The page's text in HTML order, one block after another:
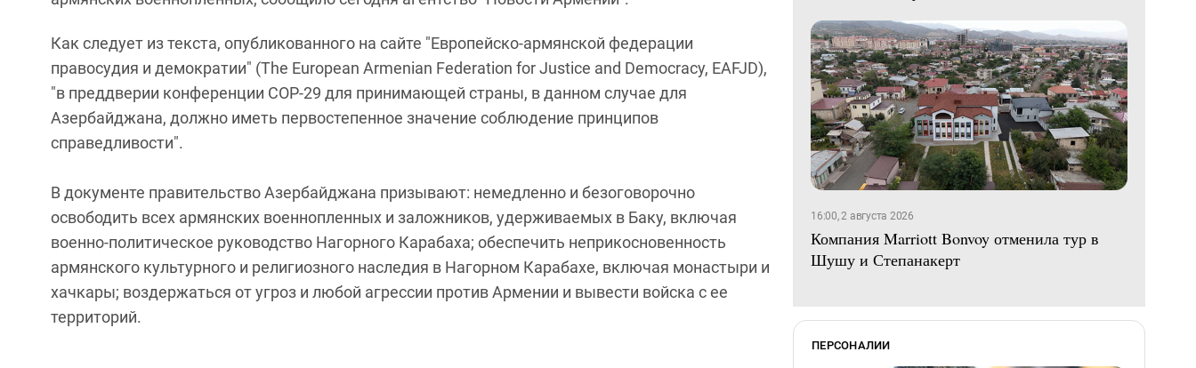
Как следует из текста, опубликованного на сайте "Европейско-армянской федерации
правосудия и демократии" (The European Armenian Federation for Justice and Democracy, EAFJD),
"в преддверии конференции COP-29 для принимающей страны, в данном случае для
Азербайджана, должно иметь первостепенное значение соблюдение принципов
справедливости".
В документе правительство Азербайджана призывают: немедленно и безоговорочно
освободить всех армянских военнопленных и заложников, удерживаемых в Баку, включая
военно-политическое руководство Нагорного Карабаха; обеспечить неприкосновенность
армянского культурного и религиозного наследия в Нагорном Карабахе, включая монастыри и
хачкары; воздержаться от угроз и любой агрессии против Армении и вывести войска с ее
территорий.
16:00, 2 августа 2026
Компания Marriott Bonvoy отменила тур в
Шушу и Степанакерт
ПЕРСОНАЛИИ